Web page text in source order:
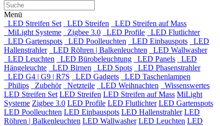
Menü
LED Streifen Set
LED Streifen
LED Streifen auf Mass
MiLight Systeme
Zigbee 3.0 LED Profile
LED Flutlichter
LED Gartenspots
LED Poolleuchten LED Einbauspots
LED
Hallenstrahler
LED Röhren | Balkenleuchten
LED Wallwasher
LED Leuchten
LED Bürobeleuchtung LED Panels
LED
Hängeleuchte
LED Birnen LED Spots
LED Phasenstrahler
LED G4 | G9 | R7S
LED Gadgets
LED Taschenlampen
Philips
Zubehör Netzteile LED Weihnachten
Wissenswertes
LED Streifen Set LED Streifen LED Streifen auf Mass MiLight
Systeme Zigbee 3.0 LED Profile LED Flutlichter LED Gartenspots
LED Poolleuchten LED Einbauspots LED Hallenstrahler LED
Röhren | Balkenleuchten LED Wallwasher LED Leuchten LED